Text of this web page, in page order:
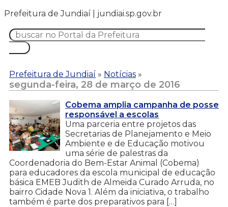
Prefeitura de Jundiaí | jundiai.sp.gov.br
Prefeitura de Jundiaí » Notícias »
segunda-feira, 28 de março de 2016
Cobema amplia campanha de posse
responsável a escolas
Uma parceria entre projetos das
Secretarias de Planejamento e Meio
Ambiente e de Educação motivou
uma série de palestras da
Coordenadoria do Bem-Estar Animal (Cobema)
para educadores da escola municipal de educação
básica EMEB Judith de Almeida Curado Arruda, no
bairro Cidade Nova 1. Além da iniciativa, o trabalho
também é parte dos preparativos para […]